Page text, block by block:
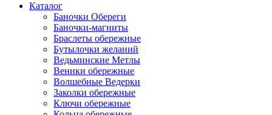
Каталог
Баночки Обереги
Баночки-магниты
Браслеты обережные
Бутылочки желаний
Ведьминские Метлы
Веники обережные
Волшебные Ведерки
Заколки обережные
Ключи обережные